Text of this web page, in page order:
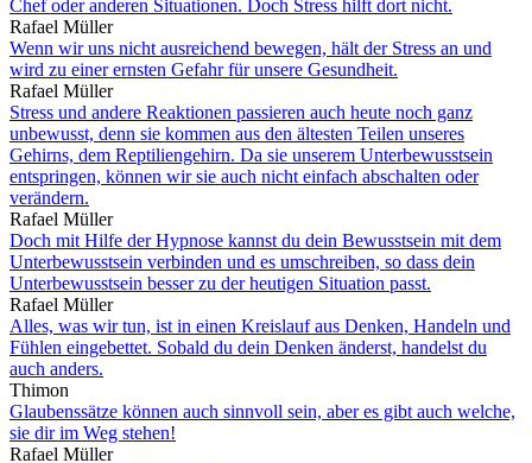
Chef oder anderen Situationen. Doch Stress hilft dort nicht.
Rafael Müller
Wenn wir uns nicht ausreichend bewegen, hält der Stress an und
wird zu einer ernsten Gefahr für unsere Gesundheit.
Rafael Müller
Stress und andere Reaktionen passieren auch heute noch ganz
unbewusst, denn sie kommen aus den ältesten Teilen unseres
Gehirns, dem Reptiliengehirn. Da sie unserem Unterbewusstsein
entspringen, können wir sie auch nicht einfach abschalten oder
verändern.
Rafael Müller
Doch mit Hilfe der Hypnose kannst du dein Bewusstsein mit dem
Unterbewusstsein verbinden und es umschreiben, so dass dein
Unterbewusstsein besser zu der heutigen Situation passt.
Rafael Müller
Alles, was wir tun, ist in einen Kreislauf aus Denken, Handeln und
Fühlen eingebettet. Sobald du dein Denken änderst, handelst du
auch anders.
Thimon
Glaubenssätze können auch sinnvoll sein, aber es gibt auch welche,
sie dir im Weg stehen!
Rafael Müller